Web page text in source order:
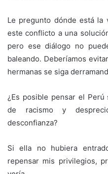
Le pregunto dónde está la
este conflicto a una
pero ese diálogo no
baleando. Deberíamos
hermanas se siga
¿Es posible pensar el
de racismo y
desconfianza?
Si ella no hubiera
repensar mis privilegios,